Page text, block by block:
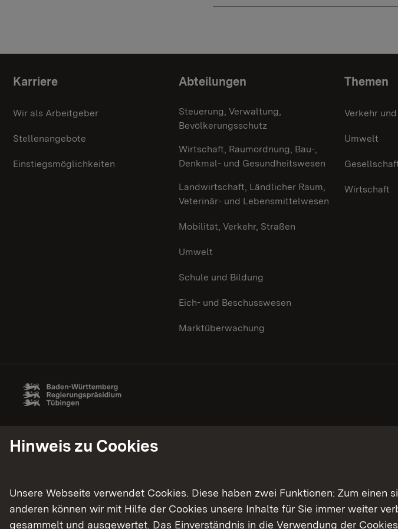
Themenübersicht
Karriere
Wir als Arbeitgeber
Stellenangebote
Einstiegsmöglichkeiten
Abteilungen
Steuerung, Verwaltung,
Bevölkerungsschutz
Wirtschaft, Raumordnung, Bau-,
Denkmal- und Gesundheitswesen
Landwirtschaft, Ländlicher Raum,
Veterinär- und Lebensmittelwesen
Mobilität, Verkehr, Straßen
Umwelt
Schule und Bildung
Eich- und Beschusswesen
Marktüberwachung
Themen
Verkehr
Umwelt
Wirtschaft
Hinweis zu Cookies
Unsere Webseite verwendet Cookies. Diese haben zwei Funktionen: Zum
anderen können wir mit Hilfe der Cookies unsere Inhalte für Sie immer weiter
gesammelt und ausgewertet. Das Einverständnis in die Verwendung der